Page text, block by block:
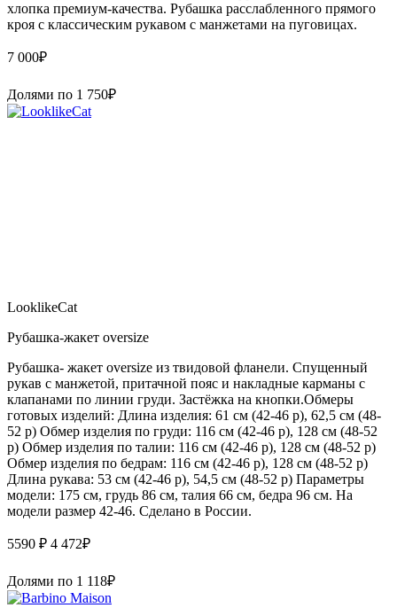
хлопка премиум-качества. Рубашка расслабленного прямого
кроя с классическим рукавом с манжетами на пуговицах.
7 000₽
Долями по 1 750₽
LooklikeCat
Рубашка-жакет oversize
Рубашка- жакет oversize из твидовой фланели. Спущенный
рукав с манжетой, притачной пояс и накладные карманы с
клапанами по линии груди. Застёжка на кнопки.Обмеры
готовых изделий: Длина изделия: 61 см (42-46 р), 62,5 см (48-
52 р) Обмер изделия по груди: 116 см (42-46 р), 128 см (48-52
р) Обмер изделия по талии: 116 см (42-46 р), 128 см (48-52 р)
Обмер изделия по бедрам: 116 см (42-46 р), 128 см (48-52 р)
Длина рукава: 53 см (42-46 р), 54,5 см (48-52 р) Параметры
модели: 175 см, грудь 86 см, талия 66 см, бедра 96 см. На
модели размер 42-46. Сделано в России.
5590 ₽ 4 472₽
Долями по 1 118₽